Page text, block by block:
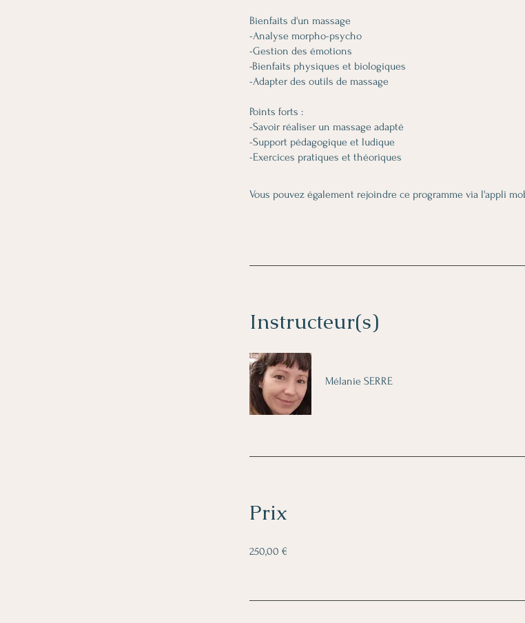
Bienfaits d'un massage
-Analyse morpho-psycho
-Gestion des émotions
-Bienfaits physiques et biologiques
-Adapter des outils de massage
Points forts :
-Savoir réaliser un massage adapté
-Support pédagogique et ludique
Vous pouvez également rejoindre ce programme via l'appli
Instructeur(s)
Mélanie SERRE
Prix
250,00 €